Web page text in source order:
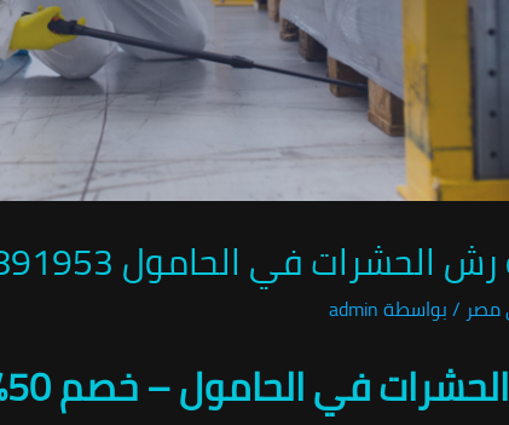
في الحامول 01010891953 /خصم 50%
مصر / بواسطةadmin
في الحامول – خصم 50% لفترة محدودة